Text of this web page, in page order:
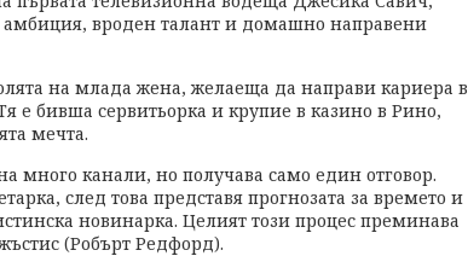
амбиция, вроден талант и домашно направени
на млада жена, желаеща да направи кариера в
е бивша сервитьорка и крупие в казино в Рино,
мечта.
много канали, но получава само един отговор.
след това представя прогнозата за времето и
новинарка. Целият този процес преминава
(Робърт Редфорд).